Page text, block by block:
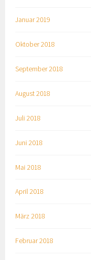
Januar 2019
Oktober 2018
September 2018
August 2018
Juli 2018
Juni 2018
Mai 2018
April 2018
März 2018
Februar 2018